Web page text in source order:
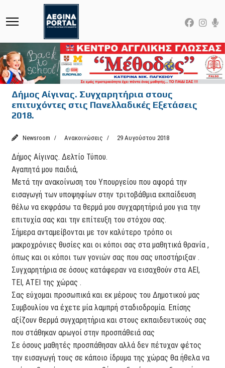
Δήμος Αίγινας. Συγχαρητήρια στους
επιτυχόντες στις Πανελλαδικές Εξετάσεις
2018.
Newsroom Ανακοινώσεις 29 Αυγούστου 2018
Δήμος Αίγινας. Δελτίο Τύπου.
Αγαπητά μου παιδιά,
Μετά την ανακοίνωση του Υπουργείου που αφορά την
εισαγωγή των υποψηφίων στην τριτοβάθμια εκπαίδευση
θέλω να εκφράσω τα θερμά μου συγχαρητήριά μου για την
επιτυχία σας και την επίτευξη του στόχου σας.
Σήμερα ανταμείβονται με τον καλύτερο τρόπο οι
μακροχρόνιες θυσίες και οι κόποι σας στα μαθητικά θρανία ,
όπως και οι κόποι των γονιών σας που σας υποστήριξαν .
Συγχαρητήρια σε όσους κατάφεραν να εισαχθούν στα ΑΕΙ,
ΤΕΙ, ΑΤΕΙ της χώρας .
Σας εύχομαι προσωπικά και εκ μέρους του Δημοτικού μας
Συμβουλίου να έχετε μία λαμπρή σταδιοδρομία. Επίσης
αξίζουν θερμά συγχαρητήρια και στους εκπαιδευτικούς σας
που στάθηκαν αρωγοί στην προσπάθειά σας
Σε όσους μαθητές προσπάθησαν αλλά δεν πέτυχαν φέτος
την εισαγωγή τους σε κάποιο ίδρυμα της χώρας θα ήθελα να